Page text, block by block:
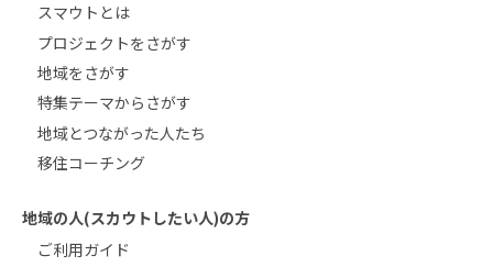
スマウトとは
プロジェクトをさがす
地域をさがす
特集テーマからさがす
地域とつながった人たち
移住コーチング
地域の人(スカウトしたい人)の方
ご利用ガイド